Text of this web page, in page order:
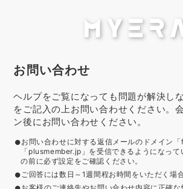
お問い合わせ
ヘルプをご覧になっても問題が解決し
をご記入の上お問い合わせください。
ン後にお問い合わせください。
お問い合わせに対する返信メールのドメイン「
「plusmember.jp」を受信できるようになっ
の前に必ず設定をご確認ください。
ご回答には数日～1週間程お時間をいただく場
お客様のご連絡先やお問い合わせ内容に正確